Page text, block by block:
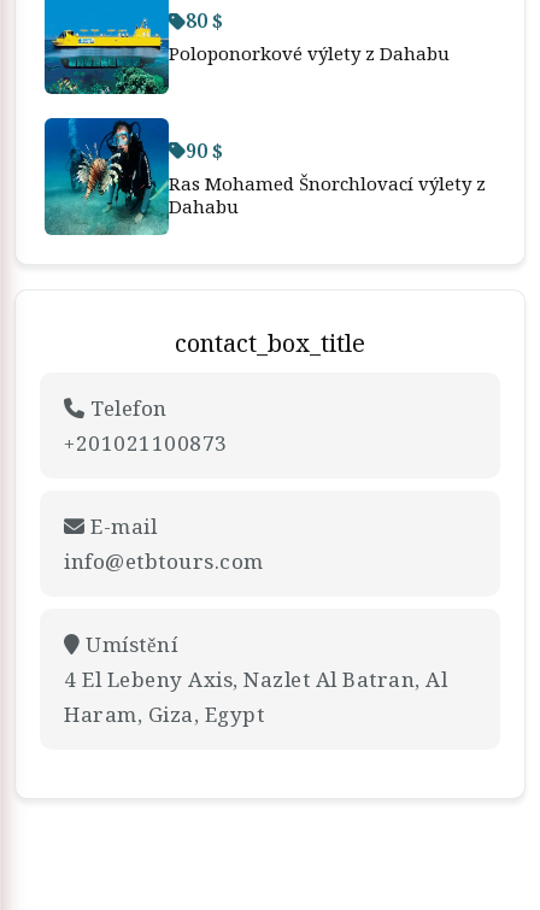
80 $
Poloponorkové výlety z Dahabu
90 $
Ras Mohamed Šnorchlovací výlety z
Dahabu
contact_box_title
Telefon
+201021100873
E-mail
info@etbtours.com
Umístění
4 El Lebeny Axis, Nazlet Al Batran, Al
Haram, Giza, Egypt